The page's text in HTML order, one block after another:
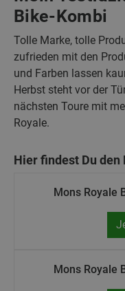
Bike-Kombi
Tolle Marke, tolle
zufrieden mit den
und Farben lassen
Herbst steht vor der
nächsten Toure mit
Royale.
Hier findest Du den
Mons Royale
Mons Royale